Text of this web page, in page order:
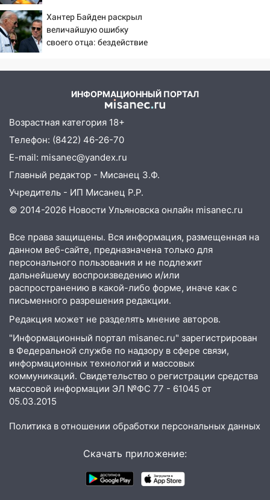
19:34
В следственном управлении
состоялось торжественное
мероприятие, приуроченное к
празднованию Дня сотрудника органов
Ульяновцев приглашают
поддержать «Симбирскую чебурашку»
18:11 Ульяновская область стала
пилотным регионом проекта
«Культурное долголетие»
17:23
Прогноз погоды в Ульяновской
области на 8 августа
областной больницы поступили шесть
новых аппаратов ИВЛ
16:51 В Чердаклинском районе
ремонтируют дороги, ставят остановки
и проводят новое освещение
16:35
В Ульяновске установили ещё
девять бункеров для крупногабаритного
мусора
16:26 В Ульяновске бесплатно покажут
матч «Волги» под открытым небом
16:12 В Ульяновском госуниверситете
цифровой ПЦР
Ульяновцы могут вернуть деньги
клуба «Рекорд-Fitness»
России за это полетят
головы?
Хантер Байден раскрыл
величайшую ошибку
своего отца: бездействие
ИНФОРМАЦИОННЫЙ ПОРТАЛ
Возрастная категория 18+
Телефон: (8422) 46-26-70
E-mail: misanec@yandex.ru
Главный редактор - Мисанец З.Ф.
Учредитель - ИП Мисанец Р.Р.
© 2014-2026 Новости Ульяновска онлайн misanec.ru
Все права защищены. Вся информация, размещенная на
данном веб-сайте, предназначена только для
персонального пользования и не подлежит
дальнейшему воспроизведению и/или
распространению в какой-либо форме, иначе как с
письменного разрешения редакции.
Редакция может не разделять мнение авторов.
"Информационный портал misanec.ru" зарегистрирован
в Федеральной службе по надзору в сфере связи,
информационных технологий и массовых
коммуникаций. Свидетельство о регистрации средства
массовой информации ЭЛ №ФС 77 - 61045 от
05.03.2015
Политика в отношении обработки персональных данных
Скачать приложение: